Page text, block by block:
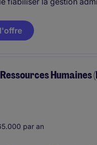
en support direct des
des processus RH et
Humaines
par an